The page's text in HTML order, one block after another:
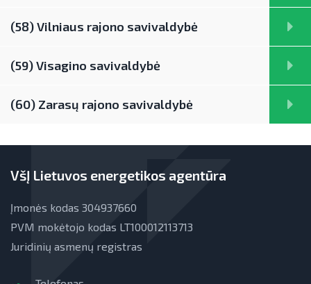
(58) Vilniaus rajono savivaldybė
(59) Visagino savivaldybė
(60) Zarasų rajono savivaldybė
VšĮ Lietuvos energetikos agentūra
Įmonės kodas 304937660
PVM mokėtojo kodas LT100012113713
Juridinių asmenų registras